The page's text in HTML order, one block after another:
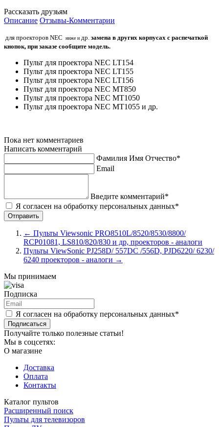
Рассказать друзьям
Описание Отзывы-Комментарии
для проекторов NEC ниже и др. замена в других корпусах с распечаткой
кнопок, при заказе сообщите модель.
Пульт для проектора NEC LT154
Пульт для проектора NEC LT155
Пульт для проектора NEC LT156
Пульт для проектора NEC MT850
Пульт для проектора NEC MT1050
Пульт для проектора NEC MT1055 и др.
Пока нет комментариев
Написать комментарий
Фамилия Имя Отчество*
Email
Введите комментарий*
Я согласен на обработку персональных данных*
← Пульты Viewsonic PRO8510L/8520/8530/8800/
RCP01081, LS810/820/830 и др, проекторов - аналоги
Пульты ViewSonic PJ258D/ 557DC /556D, PJD6220/ 6230/
6240 проекторов - аналоги →
Мы принимаем
Подписка
Я согласен на обработку персональных данных*
Подписаться
Получайте только полезные статьи!
Мы в соцсетях:
О магазине
Доставка
Оплата
Контакты
Каталог пультов
Расширенный поиск
Пульты для телевизоров